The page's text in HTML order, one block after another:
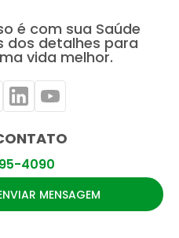
é com sua Saúde
dos detalhes para
vida melhor.
4090
MENSAGEM